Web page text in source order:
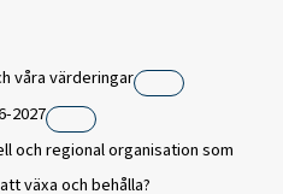
våra värderingar
2027
och regional organisation som
växa och behålla?